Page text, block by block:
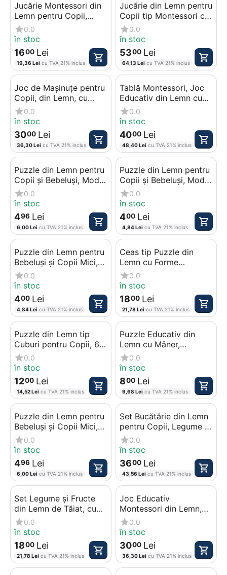
Jucărie Montessori din
Lemn pentru Copii,
Sortator cu Forme
Geometrice și Culori
0.0
în stoc
1600 Lei
19,36 Lei cu TVA 21% inclus
Jucărie din Lemn pentru
Copii tip Montessori cu
Roți și Ață de Tras,
Sortator de Forme
Geometrice, Vehicul
Educativ și Interactiv
pentru Bebeluși
0.0
în stoc
5300 Lei
64,13 Lei cu TVA 21% inclus
Joc de Mașinuțe pentru
Copii, din Lemn, cu
Traseu Stabilit și Undiță
Magnetică
0.0
în stoc
3000 Lei
36,30Lei cu TVA 21% inclus
Tablă Montessori, Joc
Educativ din Lemn cu
Set Extins de Litere,
Cifre și Undiță
Magnetică
0.0
în stoc
4000 Lei
48,40Lei cu TVA 21% inclus
Puzzle din Lemn pentru
Copii și Bebeluși, Model
Ursulet în Relief
0.0
în stoc
496 Lei
6,00Lei cu TVA 21% inclus
Puzzle din Lemn pentru
Copii și Bebeluși, Model
Crab Vesel, Jucărie
Educativă
0.0
în stoc
400 Lei
4,84Lei cu TVA 21% inclus
Puzzle din Lemn pentru
Bebeluși și Copii Mici,
Model Ananas, Joc
Educativ în Relief
0.0
în stoc
400 Lei
4,84Lei cu TVA 21% inclus
Ceas tip Puzzle din
Lemn cu Forme
Geometrice, Model
Broscuță Veselă, Joc
Educativ Montessori
0.0
în stoc
1800 Lei
21,78 Lei cu TVA 21% inclus
Puzzle din Lemn tip
Cuburi pentru Copii, 6
în 1, Modele Animale
Domestice și Sălbatice
0.0
în stoc
1200 Lei
14,52Lei cu TVA 21% inclus
Puzzle Educativ din
Lemn cu Mâner,
Anatomia Corpului
Uman, 10 Piese
0.0
în stoc
800 Lei
9,68 Lei cu TVA 21% inclus
Puzzle din Lemn pentru
Bebeluși și Copii Mici,
Model Tigru, Joc
Educativ 3D
0.0
în stoc
496 Lei
6,00Lei cu TVA 21% inclus
Set Bucătărie din Lemn
pentru Copii, Legume și
Fructe de Tăiat cu Scai,
Modele Diverse
0.0
în stoc
3600 Lei
43,56 Lei cu TVA 21% inclus
Set Legume și Fructe
din Lemn de Tăiat, cu
Scai (Arici) și Cuțit,
Jucărie Educativă
0.0
în stoc
1800 Lei
21,78 Lei cu TVA 21% inclus
Joc Educativ
Montessori din Lemn,
Sortator cu 6 Zone
pentru Forme
Geometrice și Culori
0.0
în stoc
3000 Lei
36,30Lei cu TVA 21% inclus